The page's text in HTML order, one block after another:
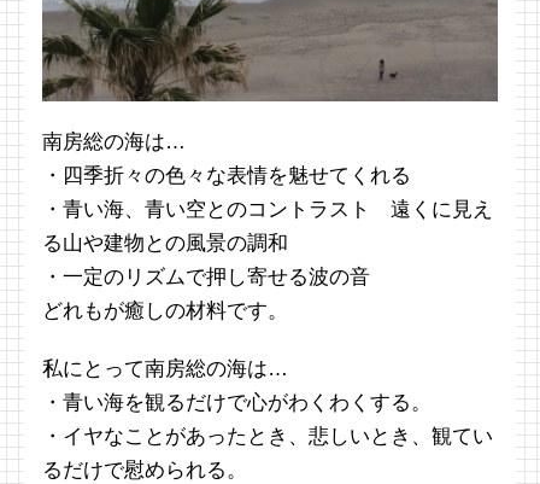
南房総の海は…
・四季折々の色々な表情を魅せてくれる
・青い海、青い空とのコントラスト 遠くに見え
る山や建物との風景の調和
・一定のリズムで押し寄せる波の音
どれもが癒しの材料です。
私にとって南房総の海は…
・青い海を観るだけで心がわくわくする。
・イヤなことがあったとき、悲しいとき、観てい
るだけで慰められる。